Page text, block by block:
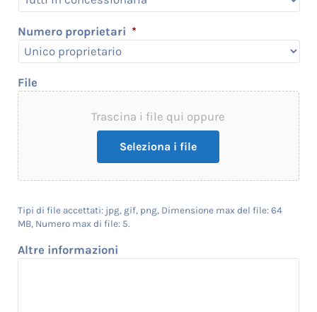
Numero proprietari *
File
Trascina i file qui oppure
Seleziona i file
Tipi di file accettati: jpg, gif, png, Dimensione max del file: 64
MB, Numero max di file: 5.
Altre informazioni